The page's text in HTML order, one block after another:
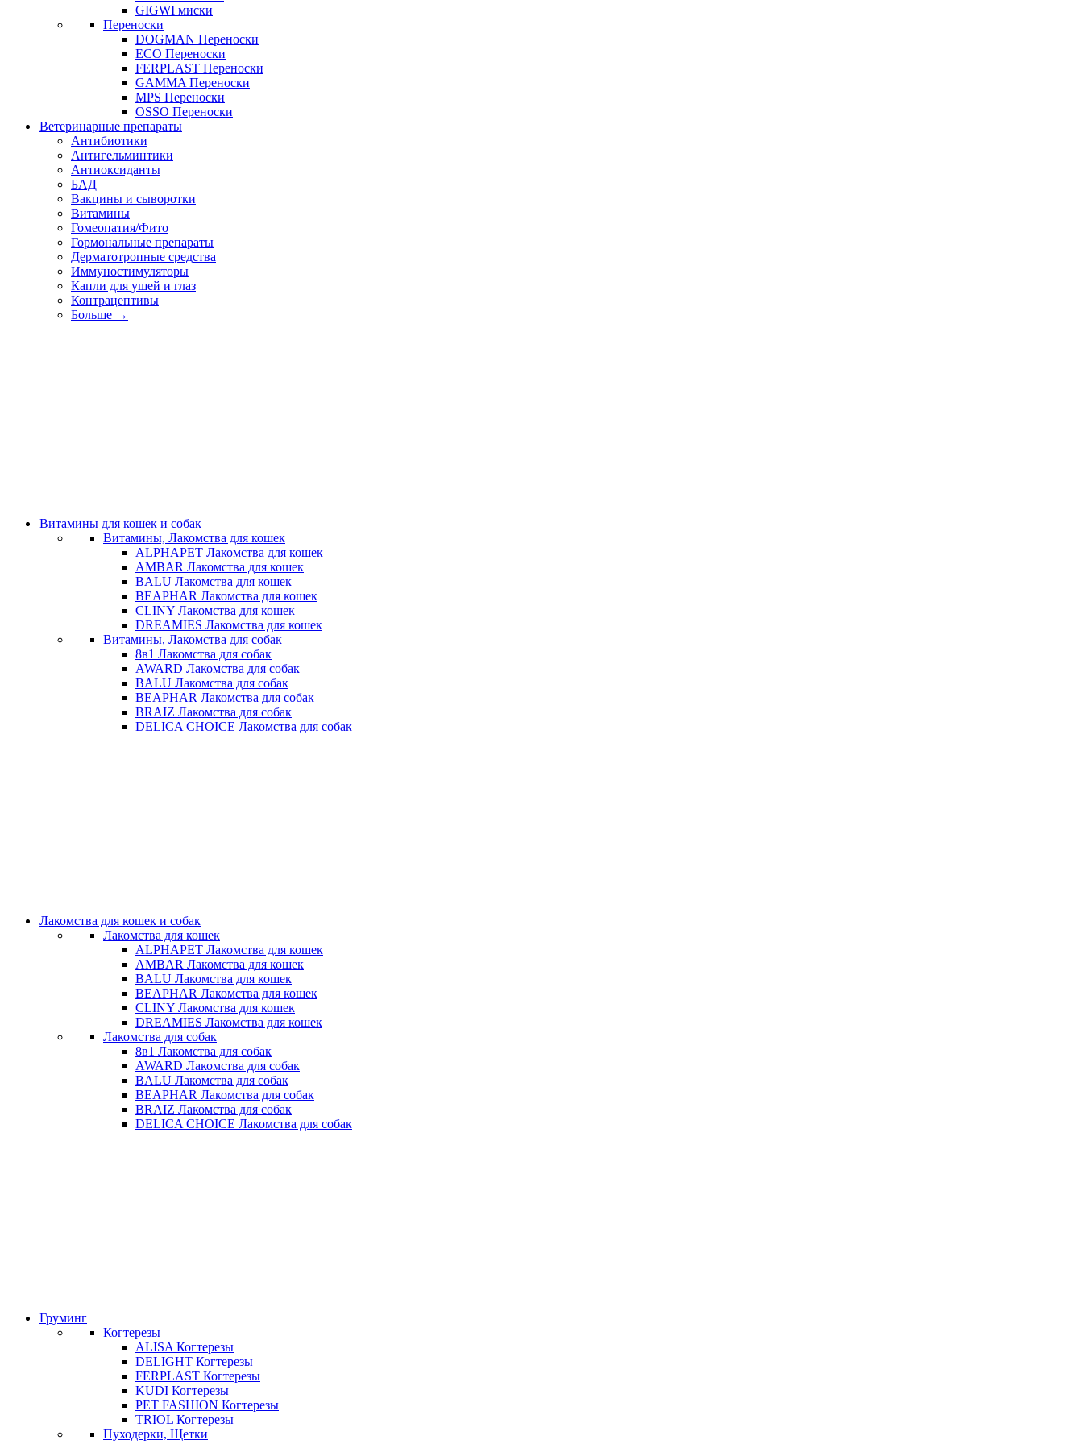
GIGWI миски
Переноски
DOGMAN Переноски
ECO Переноски
FERPLAST Переноски
GAMMA Переноски
MPS Переноски
OSSO Переноски
Ветеринарные препараты
Антибиотики
Антигельминтики
Антиоксиданты
БАД
Вакцины и сыворотки
Витамины
Гомеопатия/Фито
Гормональные препараты
Дерматотропные средства
Иммуностимуляторы
Капли для ушей и глаз
Контрацептивы
Больше →
Витамины для кошек и собак
Витамины, Лакомства для кошек
ALPHAPET Лакомства для кошек
AMBAR Лакомства для кошек
BALU Лакомства для кошек
BEAPHAR Лакомства для кошек
CLINY Лакомства для кошек
DREAMIES Лакомства для кошек
Витамины, Лакомства для собак
8в1 Лакомства для собак
AWARD Лакомства для собак
BALU Лакомства для собак
BEAPHAR Лакомства для собак
BRAIZ Лакомства для собак
DELICA CHOICE Лакомства для собак
Лакомства для кошек и собак
Лакомства для кошек
ALPHAPET Лакомства для кошек
AMBAR Лакомства для кошек
BALU Лакомства для кошек
BEAPHAR Лакомства для кошек
CLINY Лакомства для кошек
DREAMIES Лакомства для кошек
Лакомства для собак
8в1 Лакомства для собак
AWARD Лакомства для собак
BALU Лакомства для собак
BEAPHAR Лакомства для собак
BRAIZ Лакомства для собак
DELICA CHOICE Лакомства для собак
Груминг
Когтерезы
ALISA Когтерезы
DELIGHT Когтерезы
FERPLAST Когтерезы
KUDI Когтерезы
PET FASHION Когтерезы
TRIOL Когтерезы
Пуходерки, Щетки